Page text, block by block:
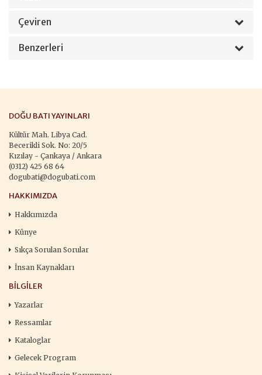
Çeviren
Benzerleri
DOĞU BATI YAYINLARI
Kültür Mah. Libya Cad.
Becerikli Sok. No: 20/5
Kızılay - Çankaya / Ankara
(0312) 425 68 64
dogubati@dogubati.com
HAKKIMIZDA
Hakkımızda
Künye
Sıkça Sorulan Sorular
İnsan Kaynakları
BILGILER
Yazarlar
Ressamlar
Kataloglar
Gelecek Program